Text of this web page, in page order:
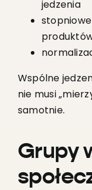
jedzenia
Wspólne
nie musi
samotnie.
Grupy